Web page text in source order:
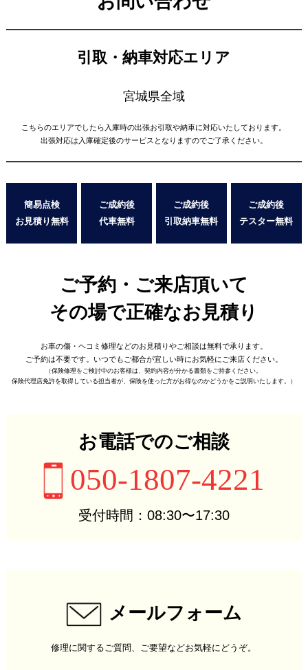
引取・納車対応エリア
宮城県全域
こちらのエリアでしたら入庫時の出張お引取や納車に対応いたしております。
出張対応は入庫確定後のサービスとなりますのでご了承ください。
簡易点検
お見積り無料
ご成約後
代車無料
ご成約後
引取納車無料
ご成約後
テスター無料
ご予約・ご来店頂いて
その場で正確なお見積り
お車の傷・ヘコミ修理などのお見積りやご相談は無料で承ります。
ご予約は不要です。 いつでもご都合が宜しい時にお気軽にご来店ください。
（保険修理をご検討中のお客様は、契約内容が分かる書類をご持参ください。
保険代理店免許を取得している担当者が、 保険を使った方がお得なのかどうかをご説明いたします。）
お電話でのご相談
050-1807-4221
受付時間：08:30〜17:30
メールフォーム
修理に関するご質問、ご要望などお気軽にどうぞ。